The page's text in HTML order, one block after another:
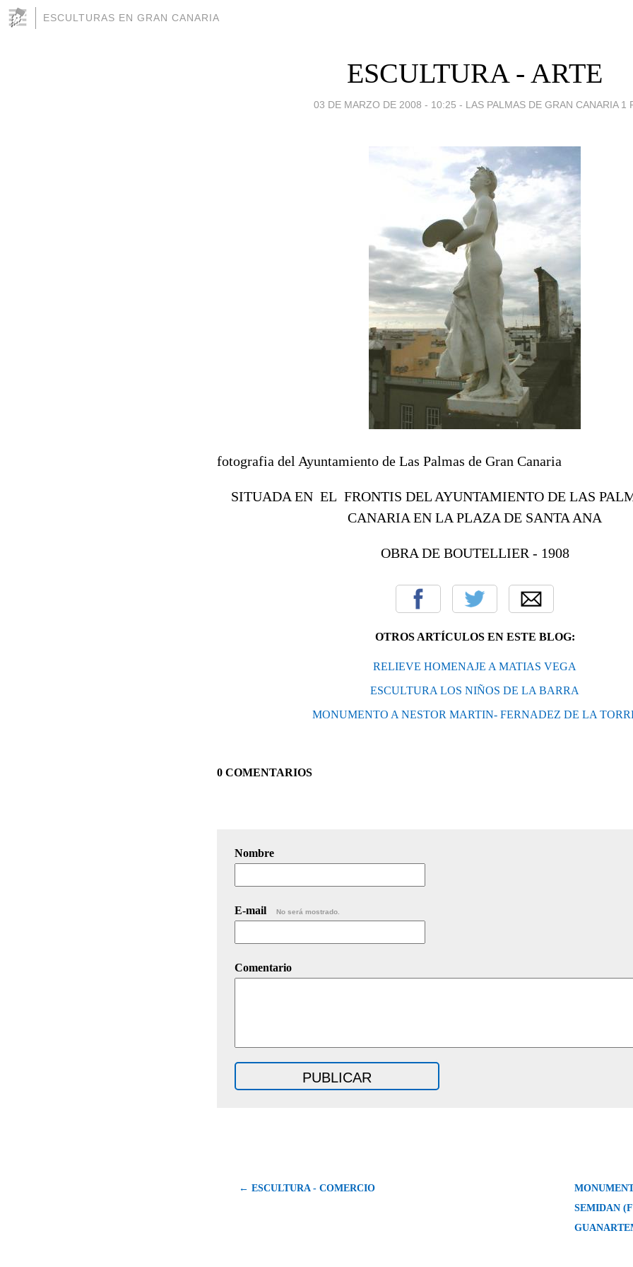
ESCULTURAS EN GRAN CANARIA
ESCULTURA - ARTE
03 DE MARZO DE 2008 - 10:25 - LAS PALMAS DE GRAN CANARIA 1
fotografia del Ayuntamiento de Las Palmas de Gran Canaria
SITUADA EN EL FRONTIS DEL AYUNTAMIENTO DE LAS
CANARIA EN LA PLAZA DE SANTA ANA
OBRA DE BOUTELLIER - 1908
OTROS ARTÍCULOS EN ESTE BLOG:
RELIEVE HOMENAJE A MATIAS VEGA
ESCULTURA LOS NIÑOS DE LA BARRA
MONUMENTO A NESTOR MARTIN- FERNADEZ DE LA
0 COMENTARIOS
Nombre
E-mail No será mostrado.
Comentario
← ESCULTURA - COMERCIO
SEMIDAN